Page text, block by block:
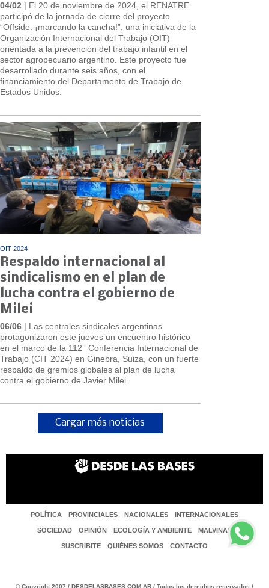
04/02 | El 20 de noviembre de 2024, el RENATRE
participó de la jornada de cierre del proyecto
“Offside: ¡marcando la cancha!”, una iniciativa de la
Organización Internacional del Trabajo (OIT)
orientada a la prevención del trabajo infantil en el
sector agropecuario argentino. Este proyecto fue
desarrollado durante seis años, con el
financiamiento del Departamento de Trabajo de
Estados Unidos.
OIT 2024
Respaldo internacional al
sindicalismo en el plan de
lucha contra el gobierno de
Milei
06/06 | Las centrales sindicales argentinas
protagonizaron este jueves un encuentro histórico
en el marco de la 112° Conferencia Internacional de
Trabajo (CIT 2024) en Ginebra, Suiza, con un fuerte
respaldo de gremios globales al plan de lucha
contra el gobierno de Javier Milei.
Cargar más noticias
POLÍTICA PROVINCIALES NACIONALES INTERNACIONALES
SOCIEDAD OPINIÓN ECOLOGÍA Y AMBIENTE MALVINAS
SUSCRIBITE QUIÉNES SOMOS CONTACTO
© Copyright 2007 / DESDELASBASES.COM.AR / Todos los derechos reservados /